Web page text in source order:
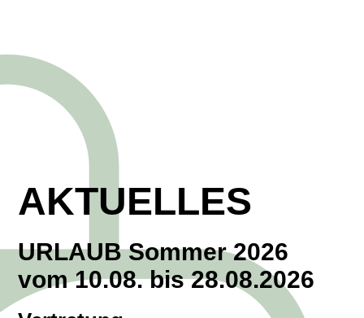
AKTUELLES
URLAUB Sommer 2026
vom 10.08. bis 28.08.2026